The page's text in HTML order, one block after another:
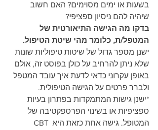
בשעות או ימים מסוימים? האם חשוב
שיהיה להם ניסיון ספציפי?
בדקו מה הגישה התיאורטית של
המטפל/ת, כלומר מהי שיטת הטיפול.
ישנן מספר גדול של שיטות טיפוליות שונות
שלא ניתן להרחיב על כולן בפוסט זה, אולם
באופן עקרוני כדאי לדעת איך עובד המטפל
ולברר פרטים על הגישה הטיפולית.
*ישנן גישות המתמקדות בפתרון בעיות
ספציפיות או בשינוי הפרספקטיבה של
המטופל. גישה אחת כזאת היא CBT